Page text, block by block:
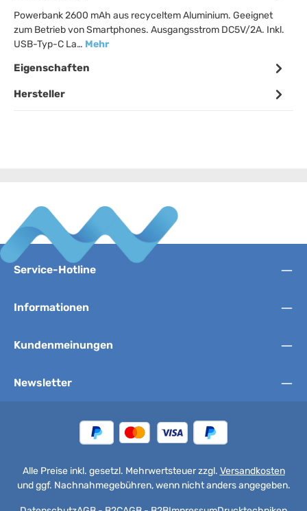
Powerbank 2600 mAh aus recyceltem Aluminium. Geeignet
zum Betrieb von Smartphones. Ausgangsstrom DC5V/2A. Inkl.
USB-Typ-C La… Mehr
Eigenschaften
Hersteller
Service-Hotline
Informationen
Kundenmeinungen
Newsletter
Alle Preise inkl. gesetzl. Mehrwertsteuer zzgl. Versandkosten
und ggf. Nachnahmegebühren, wenn nicht anders angegeben.